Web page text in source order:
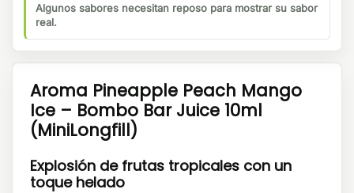
Algunos sabores necesitan reposo para mostrar su sabor
real.
Aroma Pineapple Peach Mango
Ice – Bombo Bar Juice 10ml
(MiniLongfill)
Explosión de frutas tropicales con un
toque helado